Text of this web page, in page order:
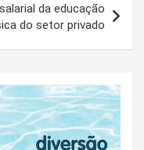
da educação
do setor privado